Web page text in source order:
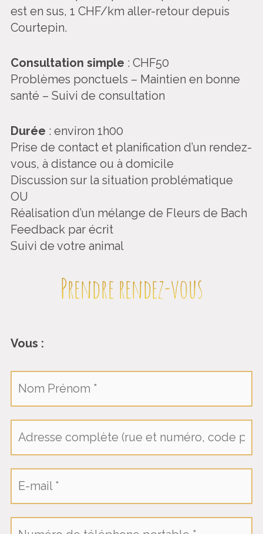
est en sus, 1 CHF/km aller-retour depuis
Courtepin.
Consultation simple : CHF50
Problèmes ponctuels – Maintien en bonne
santé – Suivi de consultation
Durée : environ 1h00
Prise de contact et planification d’un rendez-
vous, à distance ou à domicile
Discussion sur la situation problématique
OU
Réalisation d’un mélange de Fleurs de Bach
Feedback par écrit
Suivi de votre animal
Prendre rendez-vous
Vous :